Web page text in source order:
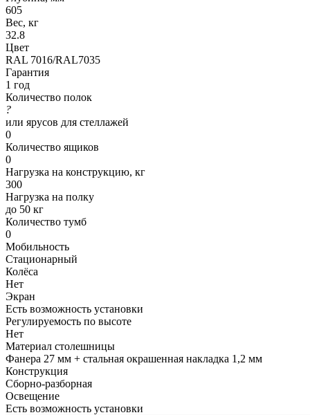
605
Вес, кг
32.8
Цвет
RAL 7016/RAL7035
Гарантия
1 год
Количество полок
?
или ярусов для стеллажей
0
Количество ящиков
0
Нагрузка на конструкцию, кг
300
Нагрузка на полку
до 50 кг
Количество тумб
0
Мобильность
Стационарный
Колёса
Нет
Экран
Есть возможность установки
Регулируемость по высоте
Нет
Материал столешницы
Фанера 27 мм + стальная окрашенная накладка 1,2 мм
Конструкция
Сборно-разборная
Освещение
Есть возможность установки